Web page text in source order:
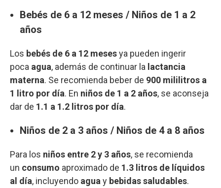
Bebés de 6 a 12 meses / Niños de 1 a 2
años
Los bebés de 6 a 12 mesesya pueden ingerir
poca agua, además de continuar la lactancia
materna. Se recomienda beber de 900 mililitros a
1 litro por día. En niños de 1 a 2 años, se aconseja
dar de 1.1 a 1.2 litros por día.
Niños de 2 a 3 años / Niños de 4 a 8 años
Para los niños entre 2 y 3 años, se recomienda
un consumo aproximado de 1.3 litros de líquidos
al día, incluyendo agua y bebidas saludables.